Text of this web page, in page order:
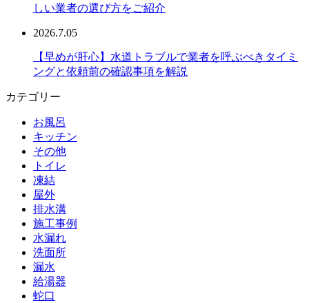
しい業者の選び方をご紹介
2026.7.05
【早めが肝心】水道トラブルで業者を呼ぶべきタイミ
ングと依頼前の確認事項を解説
カテゴリー
お風呂
キッチン
その他
トイレ
凍結
屋外
排水溝
施工事例
水漏れ
洗面所
漏水
給湯器
蛇口